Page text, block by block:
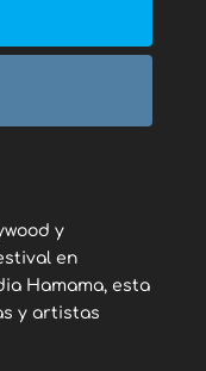
y
en
Hamama, esta
y artistas